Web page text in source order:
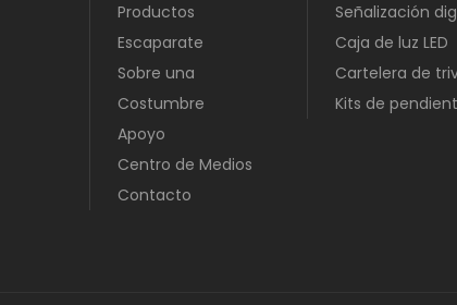
Productos
Escaparate
Sobre una
Costumbre
Apoyo
Centro de Medios
Contacto
Señalización
Caja de luz LED
Cartelera de
Kits de